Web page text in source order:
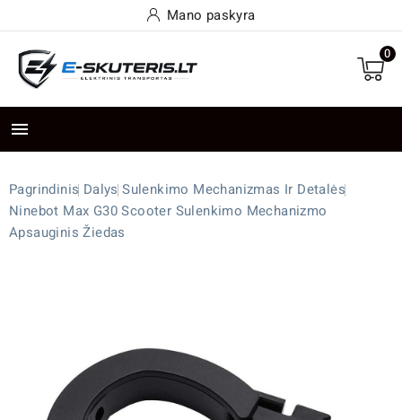
Mano paskyra
0

Pagrindinis Dalys Sulenkimo Mechanizmas Ir Detalės
Ninebot Max G30 Scooter Sulenkimo Mechanizmo
Apsauginis Žiedas